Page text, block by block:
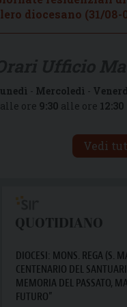
diocesano (31/08-
- Mercoledì -
ore 9:30 alle ore 12:30
Vedi